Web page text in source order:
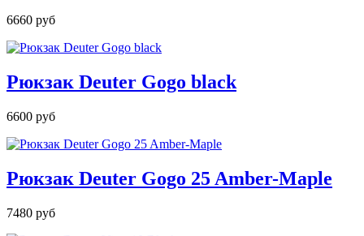
6660 руб
Рюкзак Deuter Gogo black
6600 руб
Рюкзак Deuter Gogo 25 Amber-Maple
7480 руб